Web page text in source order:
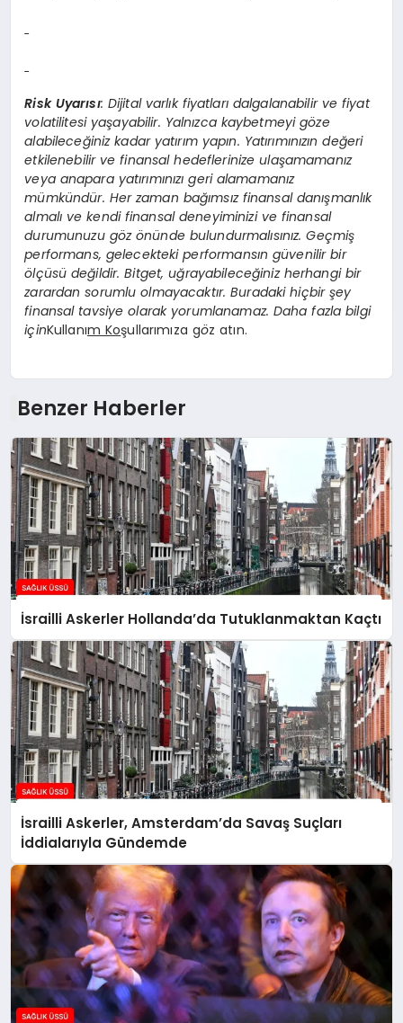
Risk Uyarısı: Dijital varlık fiyatları dalgalanabilir ve fiyat
volatilitesi yaşayabilir. Yalnızca kaybetmeyi göze
alabileceğiniz kadar yatırım yapın. Yatırımınızın değeri
etkilenebilir ve finansal hedeflerinize ulaşamamanız
veya anapara yatırımınızı geri alamamanız
mümkündür. Her zaman bağımsız finansal danışmanlık
almalı ve kendi finansal deneyiminizi ve finansal
durumunuzu göz önünde bulundurmalısınız. Geçmiş
performans, gelecekteki performansın güvenilir bir
ölçüsü değildir. Bitget, uğrayabileceğiniz herhangi bir
zarardan sorumlu olmayacaktır. Buradaki hiçbir şey
finansal tavsiye olarak yorumlanamaz. Daha fazla bilgi
içinKullanım Koşullarımıza göz atın.
Benzer Haberler
İsrailli Askerler Hollanda’da Tutuklanmaktan Kaçtı
İsrailli Askerler, Amsterdam’da Savaş Suçları
İddialarıyla Gündemde